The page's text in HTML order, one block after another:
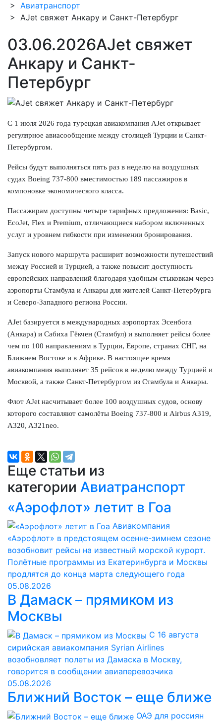
> Авиатранспорт
> AJet свяжет Анкару и Санкт-Петербург
03.06.2026AJet свяжет
Анкару и Санкт-
Петербург
С 1 июля 2026 года турецкая авиакомпания AJet открывает
регулярное авиасообщение между столицей Турции и Санкт-
Петербургом.
Рейсы будут выполняться пять раз в неделю на воздушных
судах Boeing 737-800 вместимостью 189 пассажиров в
компоновке экономического класса.
Пассажирам доступны четыре тарифных предложения: Basic,
EcoJet, Flex и Premium, отличающиеся набором включенных
услуг и уровнем гибкости при изменении бронирования.
Запуск нового маршрута расширит возможности путешествий
между Россией и Турцией, а также повысит доступность
европейских направлений благодаря удобным стыковкам через
аэропорты Стамбула и Анкары для жителей Санкт-Петербурга
и Северо-Западного региона России.
AJet базируется в международных аэропортах Эсенбога
(Анкара) и Сабиха Гёкчен (Стамбул) и выполняет рейсы более
чем по 100 направлениям в Турции, Европе, странах СНГ, на
Ближнем Востоке и в Африке. В настоящее время
авиакомпания выполняет 35 рейсов в неделю между Турцией и
Москвой, а также Санкт-Петербургом из Стамбула и Анкары.
Флот AJet насчитывает более 100 воздушных судов, основу
которого составляют самолёты Boeing 737-800 и Airbus A319,
A320, A321neo.
Еще статьи из
категории Авиатранспорт
«Аэрофлот» летит в Гоа
Авиакомпания
«Аэрофлот» в предстоящем осенне-зимнем сезоне
возобновит рейсы на известный морской курорт.
Полётные программы из Екатеринбурга и Москвы
продлятся до конца марта следующего года
05.08.2026
В Дамаск – прямиком из
Москвы
С 16 августа
сирийская авиакомпания Syrian Airlines
возобновляет полеты из Дамаска в Москву,
говорится в сообщении авиаперевозчика
05.08.2026
Ближний Восток – еще ближе
ОАЭ для россиян